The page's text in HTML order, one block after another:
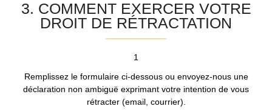
3. COMMENT EXERCER VOTRE
DROIT DE RÉTRACTATION
1
Remplissez le formulaire ci-dessous ou envoyez-nous une
déclaration non ambiguë exprimant votre intention de vous
rétracter (email, courrier).